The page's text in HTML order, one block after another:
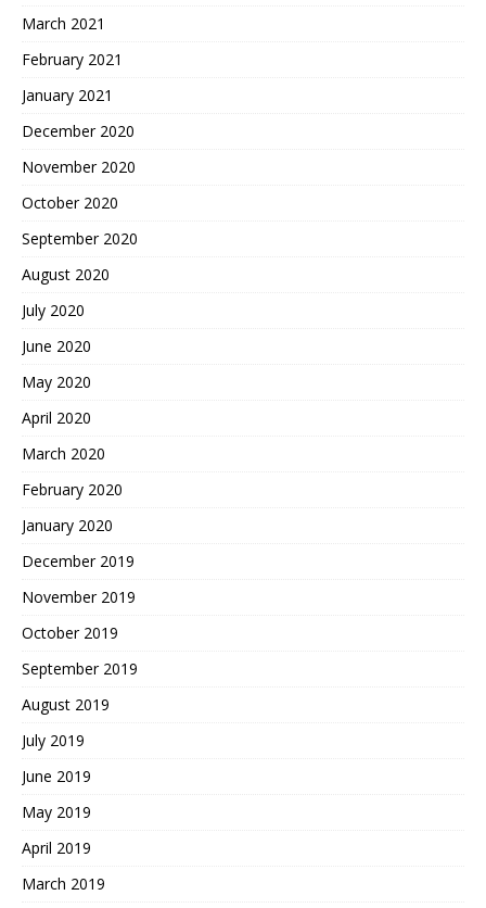
March 2021
February 2021
January 2021
December 2020
November 2020
October 2020
September 2020
August 2020
July 2020
June 2020
May 2020
April 2020
March 2020
February 2020
January 2020
December 2019
November 2019
October 2019
September 2019
August 2019
July 2019
June 2019
May 2019
April 2019
March 2019